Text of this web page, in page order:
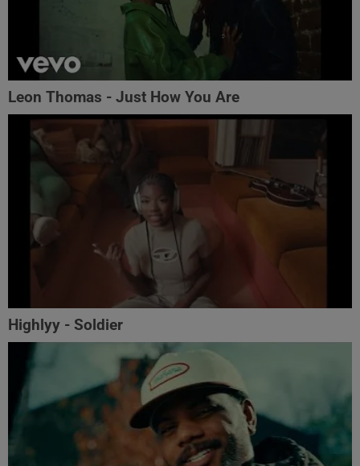
Leon Thomas - Just How You Are
Highlyy - Soldier